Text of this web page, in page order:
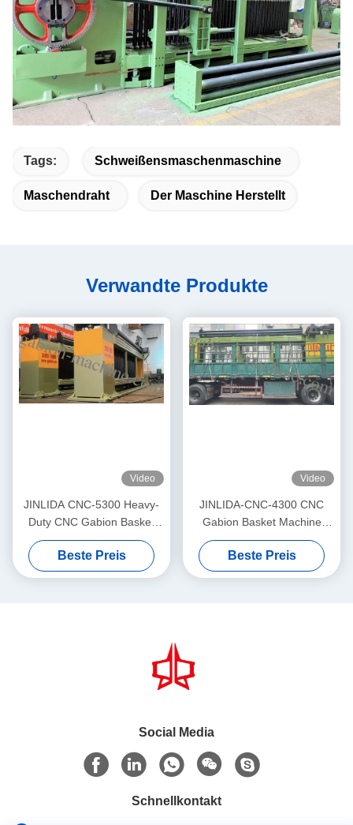
Tags: Schweißensmaschenmaschine
Maschendraht Der Maschine Herstellt
Verwandte Produkte
Video
JINLIDA CNC-5300 Heavy-
Duty CNC Gabion Basket
Welding Machine 5300mm
Width Double Twist Mesh
Production Equipment
Beste Preis
Video
JINLIDA-CNC-4300 CNC
Gabion Basket Machine
4300mm Working Width
Servo-Driven Double Twist
Mesh Equipment
Beste Preis
Social Media
Schnellkontakt